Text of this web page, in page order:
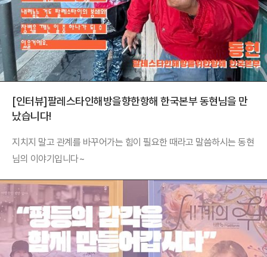
[인터뷰]팔레스타인해방을향한항해 한국본부 동현님을 만
났습니다!
지치지 말고 관계를 바꾸어가는 힘이 필요한 때라고 말씀하시는 동현
님의 이야기입니다~